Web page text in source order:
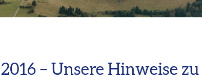
– Unsere Hinweise